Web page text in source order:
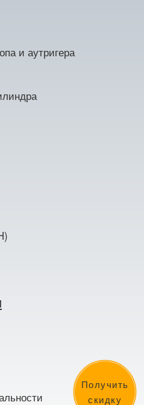
Получить
скидку
и аутригера